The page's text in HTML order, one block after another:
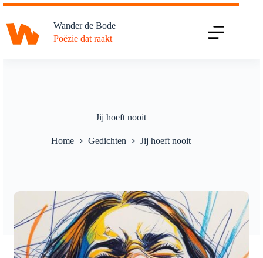
Ga
de
inhoud
Wander de Bode
Poëzie dat raakt
Jij hoeft nooit
Home Gedichten Jij hoeft nooit